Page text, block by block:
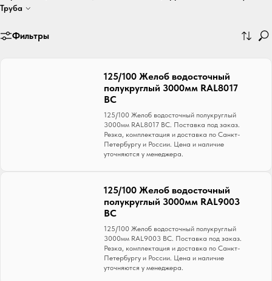
Труба
Фильтры
125/100 Желоб водосточный
полукруглый 3000мм RAL8017
ВС
125/100 Желоб водосточный полукруглый
3000мм RAL8017 ВС. Поставка под заказ.
Резка, комплектация и доставка по Санкт-
Петербургу и России. Цена и наличие
уточняются у менеджера.
125/100 Желоб водосточный
полукруглый 3000мм RAL9003
ВС
125/100 Желоб водосточный полукруглый
3000мм RAL9003 ВС. Поставка под заказ.
Резка, комплектация и доставка по Санкт-
Петербургу и России. Цена и наличие
уточняются у менеджера.